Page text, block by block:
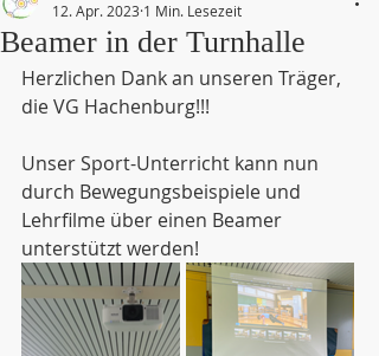
Beamer in der Turnhalle
12. Apr. 2023 1 Min. Lesezeit
Herzlichen Dank an unseren Träger,
die VG Hachenburg!!!
Unser Sport-Unterricht kann nun
durch Bewegungsbeispiele und
Lehrfilme über einen Beamer
unterstützt werden!